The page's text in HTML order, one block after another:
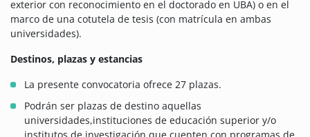
exterior con reconocimiento en el doctorado en UBA) o en el
marco de una cotutela de tesis (con matrícula en ambas
universidades).
Destinos, plazas y estancias
La presente convocatoria ofrece 27 plazas.
Podrán ser plazas de destino aquellas
universidades,instituciones de educación superior y/o